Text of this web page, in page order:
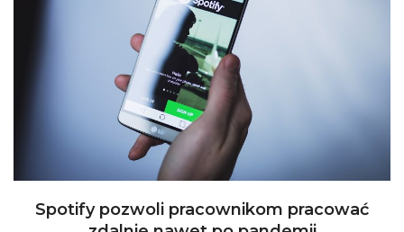
Spotify pozwoli pracownikom pracować